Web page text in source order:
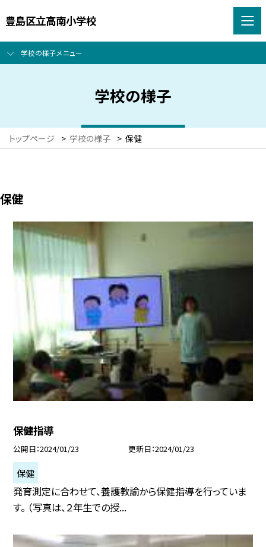
豊島区立高南小学校
学校の様子メニュー
学校の様子
トップページ > 学校の様子 > 保健
保健
保健指導
公開日 2024/01/23 更新日 2024/01/23
保健
発育測定に合わせて、養護教諭から保健指導を行っていま
す。 （写真は、２年生での授...